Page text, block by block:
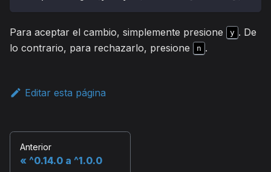
Para aceptar el cambio, simplemente presione y . De
lo contrario, para rechazarlo, presione
n .
Editar esta página
Anterior
^0.14.0 a ^1.0.0